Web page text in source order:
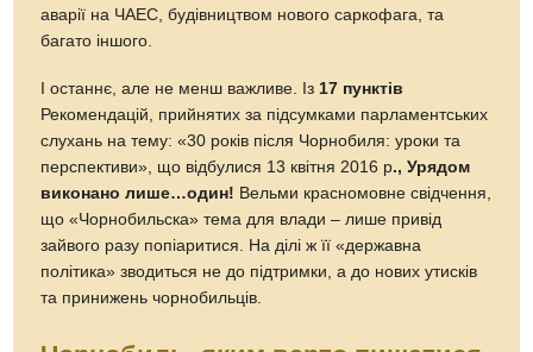
аварії на ЧАЕС, будівництвом нового саркофага, та
багато іншого.
І останнє, але не менш важливе. Із17 пунктів
Рекомендацій, прийнятих за підсумками парламентських
слухань на тему: «30 років після Чорнобиля: уроки та
перспективи», що відбулися 13 квітня 2016 р., Урядом
виконано лише…один! Вельми красномовне свідчення,
що «Чорнобильска» тема для влади – лише привід
зайвого разу попіаритися. На ділі ж її «державна
політика» зводиться не до підтримки, а до нових утисків
та принижень чорнобильців.